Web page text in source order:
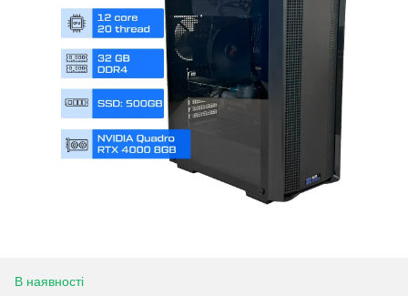
В наявності